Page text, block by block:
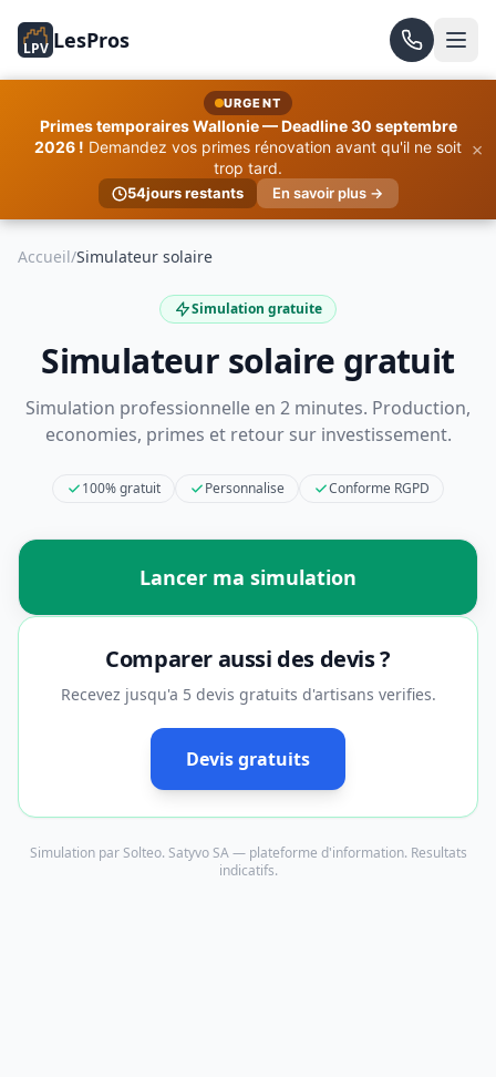
LPV LesPros
URGENT
Primes temporaires Wallonie — Deadline 30 septembre
2026 ! Demandez vos primes rénovation avant qu'il ne soit
trop tard.
54jours restants En savoir plus →
×
Accueil/Simulateur solaire
Simulation gratuite
Simulateur solaire gratuit
Simulation professionnelle en 2 minutes. Production,
economies, primes et retour sur investissement.
100% gratuit Personnalise Conforme RGPD
Lancer ma simulation
Comparer aussi des devis ?
Recevez jusqu'a 5 devis gratuits d'artisans verifies.
Devis gratuits
Simulation par Solteo. Satyvo SA — plateforme d'information. Resultats
indicatifs.